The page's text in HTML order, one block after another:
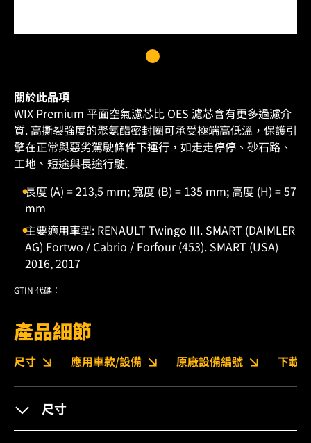
關於此品項
WIX Premium 平面空氣濾芯比 OES 濾芯含有更多過濾介
質. 高撕裂強度的聚氨酯密封圈可承受極端高低溫，保護引
擎在正常與惡劣駕駛條件下運行，如走走停停、砂石路、
工地、短途與長途行駛.
長度 (A) = 213,5 mm; 寬度 (B) = 135 mm; 高度 (H) = 57
mm
主要適用車型: RENAULT Twingo III. SMART (DAIMLER
AG) Fortwo / Cabrio / Forfour (453). SMART (USA)
2016, 2017
GTIN 代碼：
產品細節
尺寸 應用車款/設備 原廠設備編號 下載
尺寸